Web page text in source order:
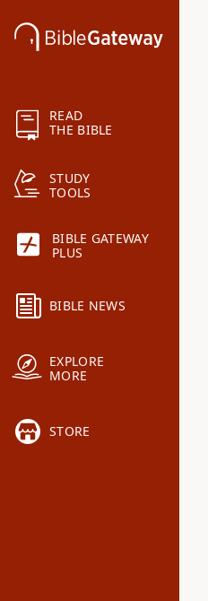
READ
THE BIBLE
STUDY
TOOLS
BIBLE GATEWAY
PLUS
BIBLE NEWS
EXPLORE
MORE
STORE